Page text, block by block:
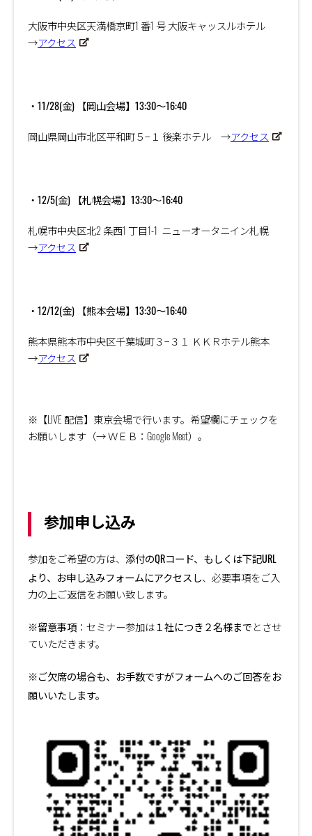
大阪市中央区天満橋京町 1 番1 号 大阪キャッスルホテル
→ アクセス
・11/28(金) 【岡山会場】13:30～16:40
岡山県岡山市北区平和町５−１ 後楽ホテル → アクセス
・12/5(金) 【札幌会場】13:30～16:40
札幌市中央区北2 条西 1 丁目 1-1 ニューオータニイン札幌
→ アクセス
・12/12(金) 【熊本会場】13:30～16:40
熊本県熊本市中央区千葉城町３−３１ ＫＫＲホテル熊本
→ アクセス
※【LIVE 配信】東京会場で行います。希望欄にチェックを
お願いします（→ ＷＥＢ： Google Meet）。
参加申し込み
参加をご希望の方は、 添付のQRコード、もしくは下記URL
より、お申し込みフォームにアクセスし、必要事項をご入
力の上ご返信をお願い致します。
※留意事項 ：セミナー参加は １社につき２名様まで とさせ
ていただきます。
※ご欠席の場合も、お手数ですがフォームへのご回答をお
願いいたします。